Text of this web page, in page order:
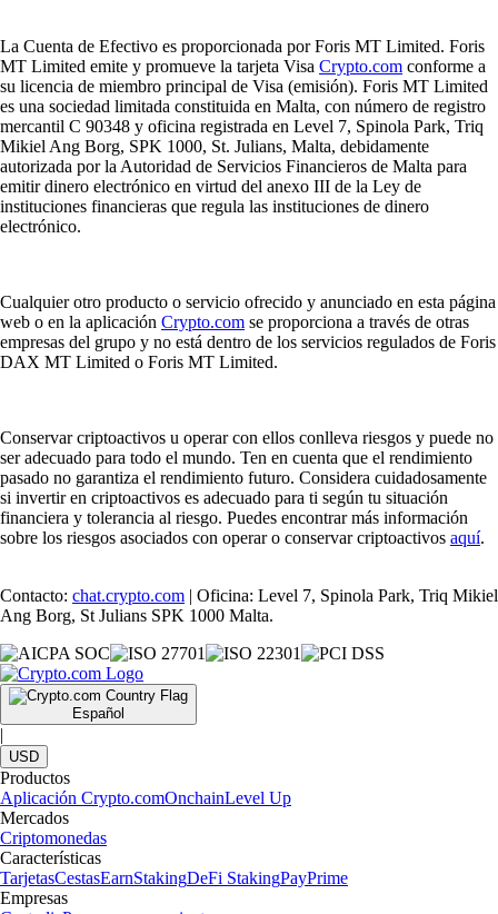
La Cuenta de Efectivo es proporcionada por Foris MT Limited. Foris
MT Limited emite y promueve la tarjeta Visa Crypto.com conforme a
su licencia de miembro principal de Visa (emisión). Foris MT Limited
es una sociedad limitada constituida en Malta, con número de registro
mercantil C 90348 y oficina registrada en Level 7, Spinola Park, Triq
Mikiel Ang Borg, SPK 1000, St. Julians, Malta, debidamente
autorizada por la Autoridad de Servicios Financieros de Malta para
emitir dinero electrónico en virtud del anexo III de la Ley de
instituciones financieras que regula las instituciones de dinero
electrónico.
Cualquier otro producto o servicio ofrecido y anunciado en esta página
web o en la aplicación Crypto.com se proporciona a través de otras
empresas del grupo y no está dentro de los servicios regulados de Foris
DAX MT Limited o Foris MT Limited.
Conservar criptoactivos u operar con ellos conlleva riesgos y puede no
ser adecuado para todo el mundo. Ten en cuenta que el rendimiento
pasado no garantiza el rendimiento futuro. Considera cuidadosamente
si invertir en criptoactivos es adecuado para ti según tu situación
financiera y tolerancia al riesgo. Puedes encontrar más información
sobre los riesgos asociados con operar o conservar criptoactivos aquí.
Contacto: chat.crypto.com | Oficina: Level 7, Spinola Park, Triq Mikiel
Ang Borg, St Julians SPK 1000 Malta.
Español
|
USD
Productos
Aplicación Crypto.comOnchainLevel Up
Mercados
Criptomonedas
Características
TarjetasCestasEarnStakingDeFi StakingPayPrime
Empresas